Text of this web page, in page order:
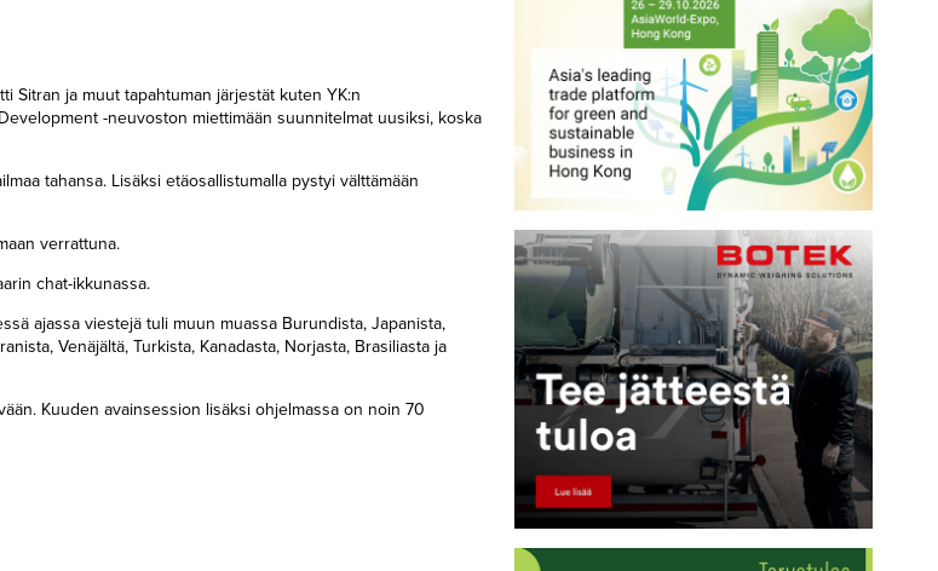
Sitran ja muut tapahtuman järjestät kuten YK:n
-neuvoston miettimään suunnitelmat uusiksi, koska
tahansa. Lisäksi etäosallistumalla pystyi välttämään
verrattuna.
chat-ikkunassa.
ajassa viestejä tuli muun muassa Burundista, Japanista,
Venäjältä, Turkista, Kanadasta, Norjasta, Brasiliasta ja
Kuuden avainsession lisäksi ohjelmassa on noin 70